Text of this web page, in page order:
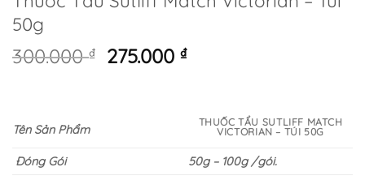
50g
300.000₫
Giá
275.000₫Giá
là:
275.000 ₫.
Tên Sản Phẩm
THUỐC TẨU SUTLIFF MATCH
VICTORIAN – TÚI 50G
Đóng Gói
50g – 100g /gói.